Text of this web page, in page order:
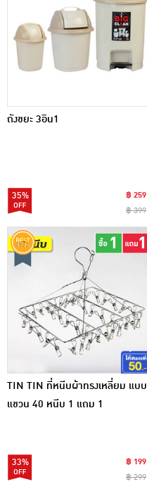
ถังขยะ 3อิน1
35%
฿ 259
฿ 399
TIN TIN ที่หนีบผ้าทรงเหลี่ยม แบบ
แขวน 40 หนีบ 1 แถม 1
33%
฿ 199
฿ 299